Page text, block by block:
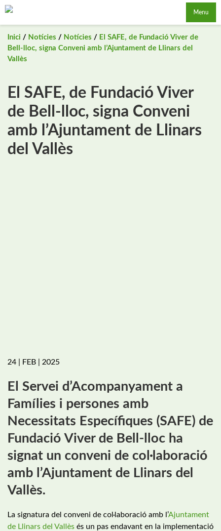
Saltar
Menu
Inici / Notícies / Notícies / El SAFE, de Fundació Viver de
Bell-lloc, signa Conveni amb l’Ajuntament de Llinars del
Vallès
El SAFE, de Fundació Viver
de Bell-lloc, signa Conveni
amb l’Ajuntament de Llinars
del Vallès
24 | FEB | 2025
El Servei d’Acompanyament a
Famílies i persones amb
Necessitats Específiques (SAFE) de
Fundació Viver de Bell-lloc ha
signat un conveni de col·laboració
amb l’Ajuntament de Llinars del
Vallès.
La signatura del conveni de col·laboració amb l’Ajuntament
de Llinars del Vallès és un pas endavant en la implementació